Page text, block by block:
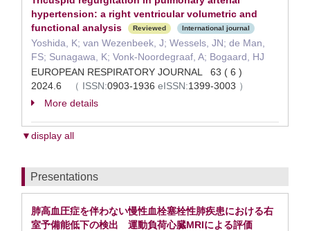
hypertension: a right ventricular volumetric and
functional analysis
Reviewed International journal
Yoshida, K; van Wezenbeek, J; Wessels, JN; de Man,
FS; Sunagawa, K; Vonk-Noordegraaf, A; Bogaard, HJ
EUROPEAN RESPIRATORY JOURNAL 63 ( 6 )
2024.6
（ ISSN:0903-1936 eISSN:1399-3003 ）
More details
▼display all
Presentations
肺高血圧症を伴わない慢性血栓塞栓性肺疾患における右
室予備能低下の検出 運動負荷心臓MRIによる評価